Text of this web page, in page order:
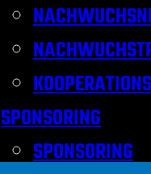
SPONSORING
SPONSORING